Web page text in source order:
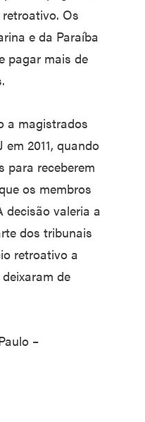
Os
e da Paraíba
pagar mais de
a magistrados
2011, quando
para receberem
os membros
decisão valeria a
dos tribunais
retroativo a
de
–